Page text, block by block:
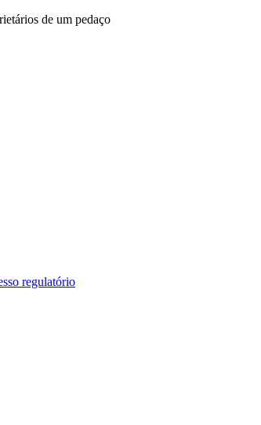
de um pedaço
regulatório